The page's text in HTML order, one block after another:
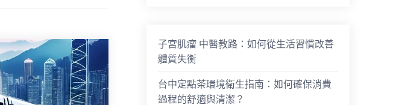
子宮肌瘤 中醫教路：如何從生活習慣改善
體質失衡
台中定點茶環境衛生指南：如何確保消費
過程的舒適與清潔？